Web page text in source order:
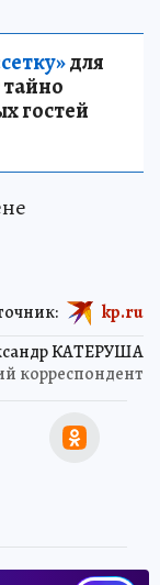
для
гостей
КАТЕРУША
корреспондент
kp.ru